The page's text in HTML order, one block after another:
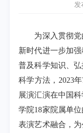
发
为深入贯彻
新时代进一步加
普及科学知识、
科学方法， 2023年
展演汇演在中国
学院18家院属单位
表演艺术融合，